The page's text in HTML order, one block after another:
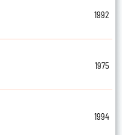
1992
1975
1994